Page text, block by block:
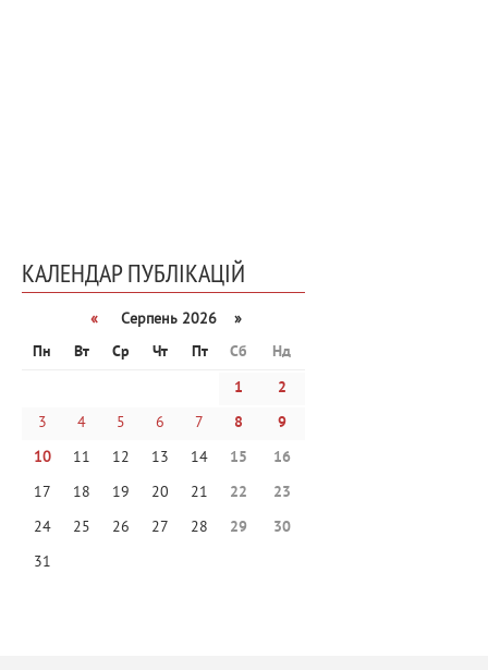
КАЛЕНДАР ПУБЛІКАЦІЙ
«
Серпень 2026 »
Пн
Вт Ср Чт Пт Сб
Нд
1
2
3
4 5 6 7 8
9
10
11 12 13 14 15
16
17
18 19 20 21 22
23
24
25 26 27 28 29
30
31